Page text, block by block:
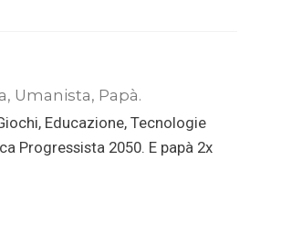
Umanista, Papà.
Educazione, Tecnologie
Progressista 2050. E papà 2x